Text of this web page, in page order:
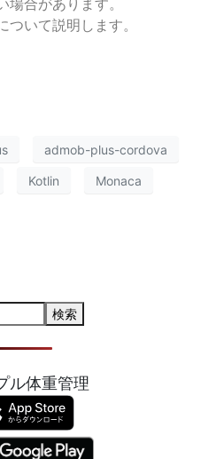
場合があります。
いて説明します。
admob-plus-cordova
Kotlin Monaca
検索
ル体重管理